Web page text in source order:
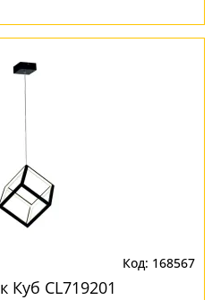
168567
Куб CL719201